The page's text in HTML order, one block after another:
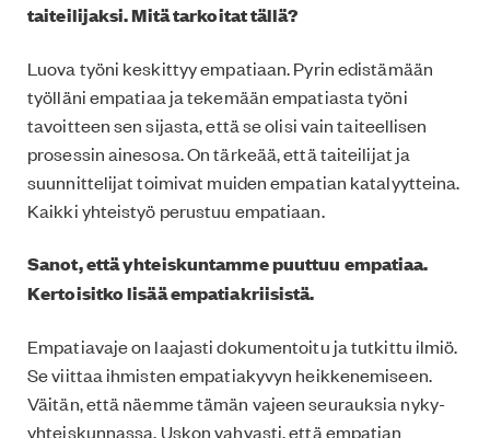
taiteilijaksi. Mitä tarkoitat tällä?
Luova työni keskittyy empatiaan. Pyrin edistämään
työlläni empatiaa ja tekemään empatiasta työni
tavoitteen sen sijasta, että se olisi vain taiteellisen
prosessin ainesosa. On tärkeää, että taiteilijat ja
suunnittelijat toimivat muiden empatian katalyytteina.
Kaikki yhteistyö perustuu empatiaan.
Sanot, että yhteiskuntamme puuttuu empatiaa.
Kertoisitko lisää empatiakriisistä.
Empatiavaje on laajasti dokumentoitu ja tutkittu ilmiö.
Se viittaa ihmisten empatiakyvyn heikkenemiseen.
Väitän, että näemme tämän vajeen seurauksia nyky-
yhteiskunnassa. Uskon vahvasti, että empatian